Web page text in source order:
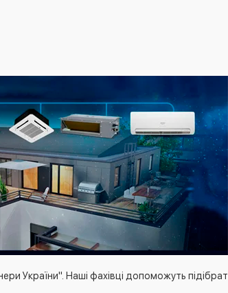
України". Наші фахівці допоможуть